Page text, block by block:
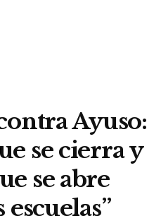
Ayuso:
se cierra y
se abre